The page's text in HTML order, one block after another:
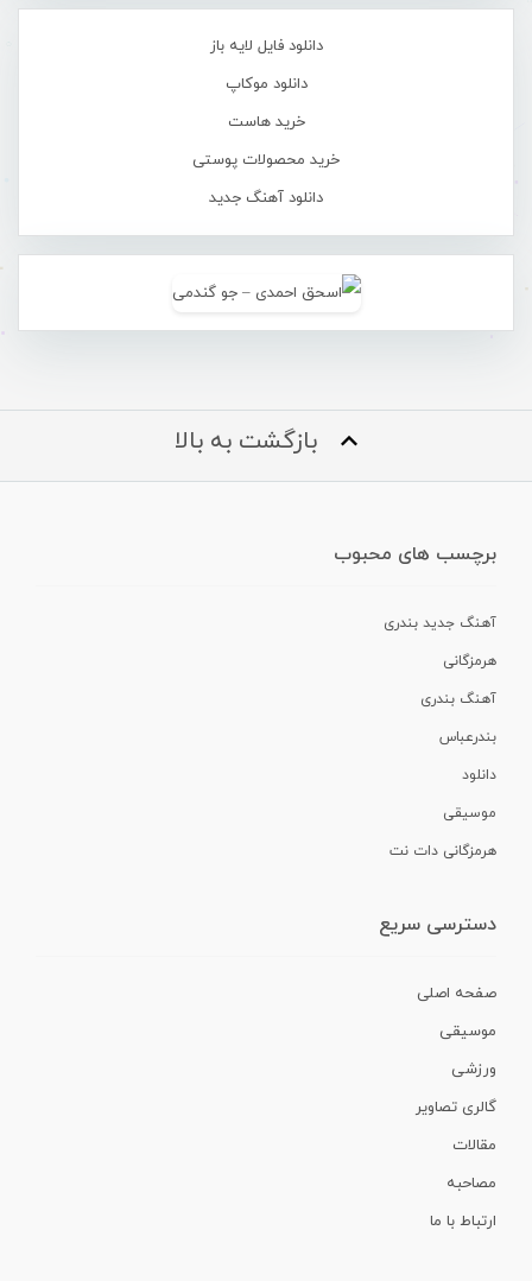
دانلود فایل لایه باز
دانلود موکاپ
خرید هاست
خرید محصولات پوستی
دانلود آهنگ جدید
بازگشت به بالا
برچسب های محبوب
آهنگ جدید بندری
هرمزگانی
آهنگ بندری
بندرعباس
دانلود
موسیقی
هرمزگانی دات نت
دسترسی سریع
صفحه اصلی
موسیقی
ورزشی
گالری تصاویر
مقالات
مصاحبه
ارتباط با ما